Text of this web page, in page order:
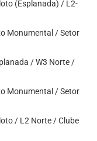
(Esplanada) / L2-
Monumental / Setor
/ W3 Norte /
Monumental / Setor
/ L2 Norte / Clube